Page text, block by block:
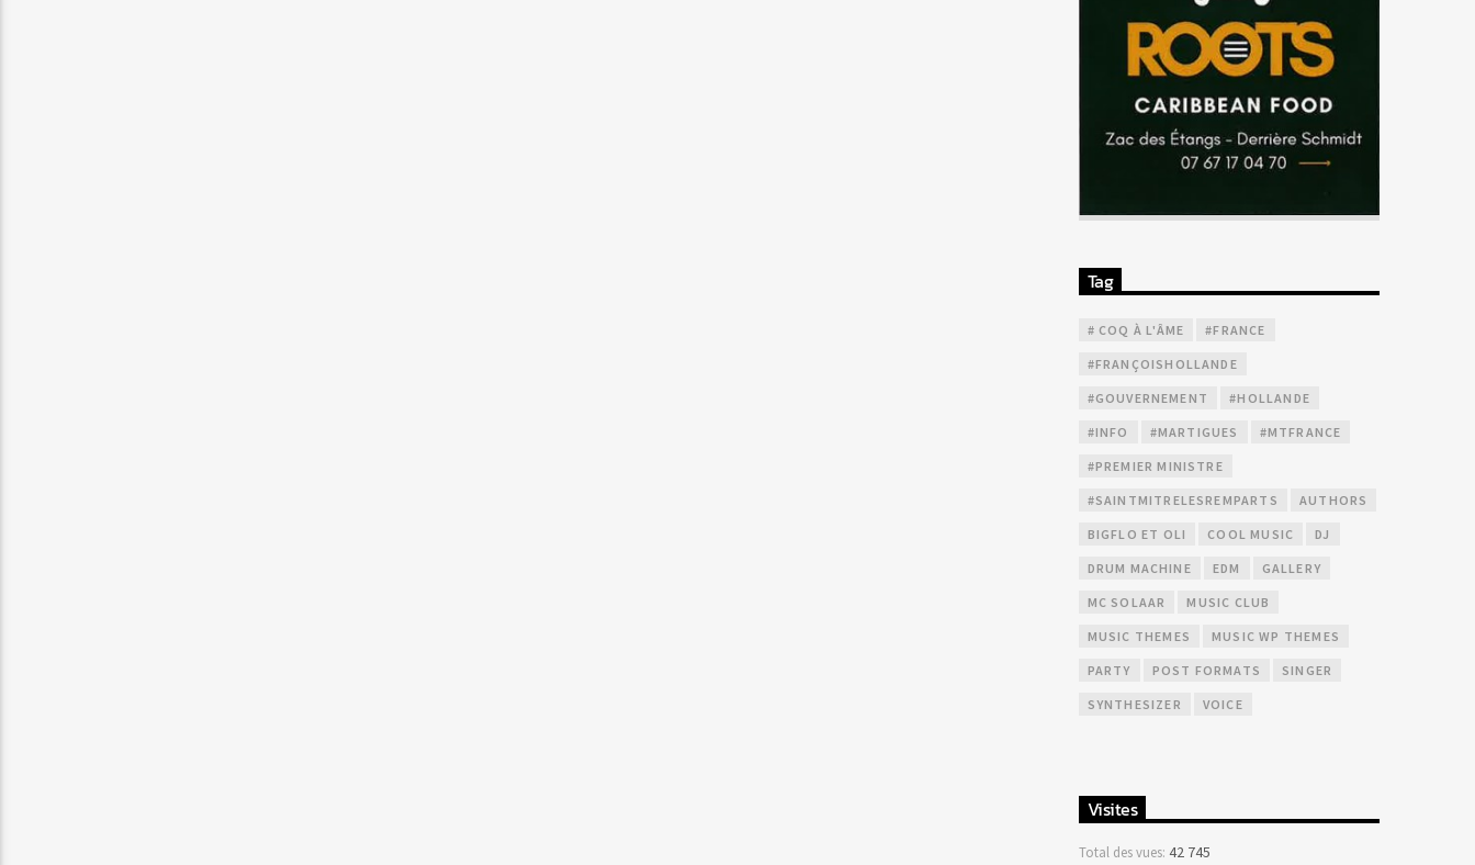
Tag
# COQ À L'ÂME #FRANCE
#FRANÇOISHOLLANDE
#GOUVERNEMENT #HOLLANDE
#INFO #MARTIGUES #MTFRANCE
#PREMIER MINISTRE
#SAINTMITRELESREMPARTS AUTHORS
BIGFLO ET OLI COOL MUSIC DJ
DRUM MACHINE EDM GALLERY
MC SOLAAR MUSIC CLUB
MUSIC THEMES MUSIC WP THEMES
PARTY POST FORMATS SINGER
SYNTHESIZER VOICE
Visites
Total des vues: 42 745